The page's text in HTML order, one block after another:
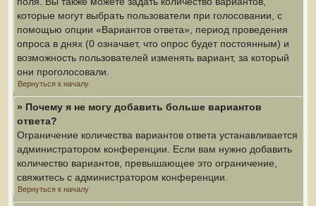
которые могут выбрать пользователи при голосовании, с
помощью опции «Вариантов ответа», период проведения
опроса в днях (0 означает, что опрос будет постоянным) и
возможность пользователей изменять вариант, за который
они проголосовали.
Вернуться к началу
» Почему я не могу добавить больше вариантов
ответа?
Ограничение количества вариантов ответа устанавливается
администратором конференции. Если вам нужно добавить
количество вариантов, превышающее это ограничение,
свяжитесь с администратором конференции.
Вернуться к началу